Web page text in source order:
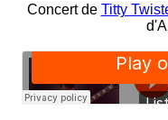
Concert de Titty